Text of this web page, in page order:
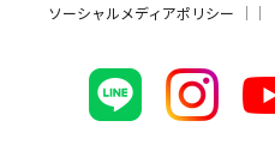
ソーシャルメディアポリシー